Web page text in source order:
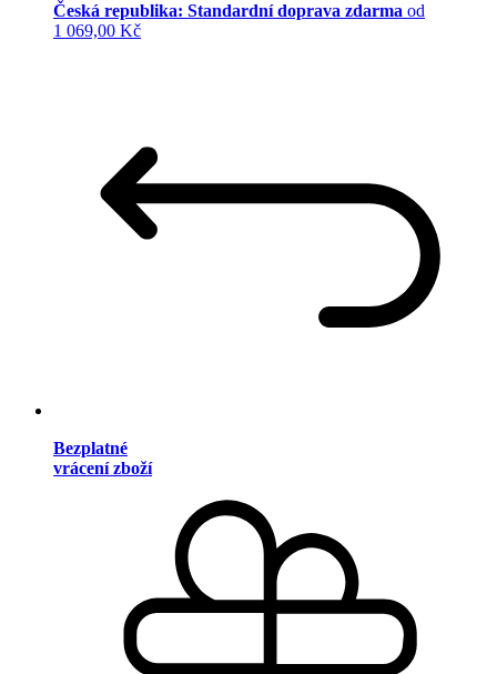
Česká republika: Standardní doprava zdarma od
1 069,00 Kč
Bezplatné
vrácení zboží